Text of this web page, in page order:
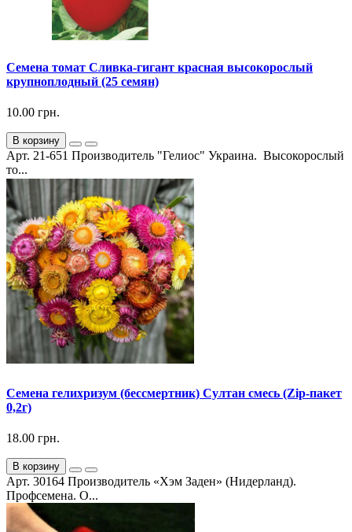
Семена томат Сливка-гигант красная высокорослый
крупноплодный (25 семян)
10.00 грн.
В корзину
Арт. 21-651 Производитель "Гелиос" Украина. Высокорослый
то...
Семена гелихризум (бессмертник) Султан смесь (Zip-пакет
0,2г)
18.00 грн.
В корзину
Арт. 30164 Производитель «Хэм Заден» (Нидерланд).
Профсемена. О...